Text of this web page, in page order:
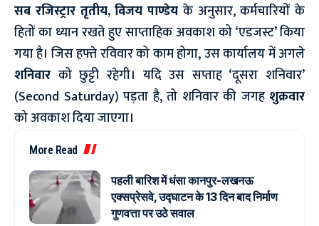
सब रजिस्ट्रार तृतीय, विजय पाण्डेय के अनुसार, कर्मचारियों के
हितों का ध्यान रखते हुए साप्ताहिक अवकाश को ‘एडजस्ट’ किया
गया है। जिस हफ्ते रविवार को काम होगा, उस कार्यालय में अगले
शनिवार को छुट्टी रहेगी। यदि उस सप्ताह ‘दूसरा शनिवार’
(Second Saturday) पड़ता है, तो शनिवार की जगह शुक्रवार
को अवकाश दिया जाएगा।
More Read
पहली बारिश में धंसा कानपुर-लखनऊ
एक्सप्रेसवे, उद्घाटन के 13 दिन बाद निर्माण
गुणवत्ता पर उठे सवाल